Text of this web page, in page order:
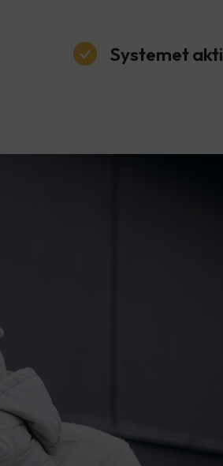
Systemet